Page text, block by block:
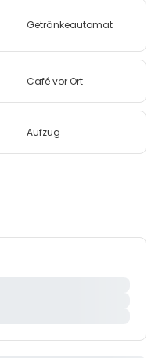
Getränkeautomat
Café vor Ort
Aufzug